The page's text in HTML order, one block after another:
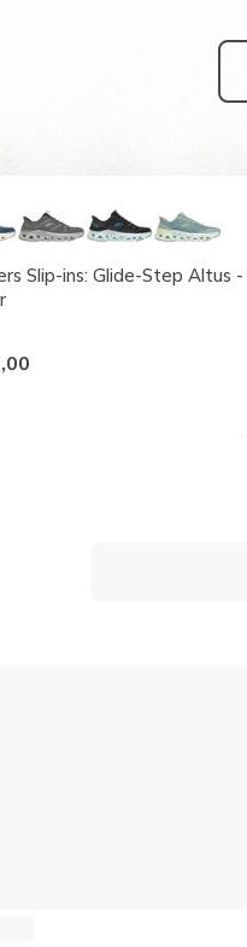
Slip-ins: Glide-Step Altus -